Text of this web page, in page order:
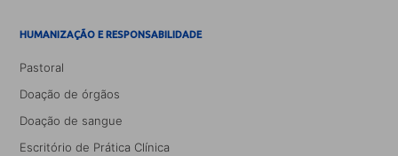
HUMANIZAÇÃO E RESPONSABILIDADE
Pastoral
Doação de órgãos
Doação de sangue
Escritório de Prática Clínica